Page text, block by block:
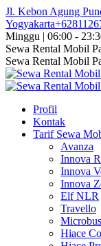
Skip
to
content
Jl. Kebon Agung
Yogyakarta
Minggu | 06:00 -
Facebook
page
opens
in
window
Twitter
page
opens
in
window
Instagram
page
opens
in
window
YouTube
page
opens
in
window
Sewa Rental Mobil
Sewa Rental Mobil
Profil
Kontak
Tarif Sewa
Avanza
Innova
Innova
Innova
Elf NLR
Travello
Hiace